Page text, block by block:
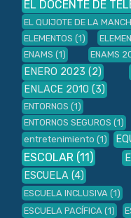
EL DOCENTE DE
EL QUIJOTE DE LA
ELEMENTOS (1)
ENAMS (1) ENAMS
ENERO 2023 (2)
ENLACE 2010 (3)
ENTORNOS (1)
ENTORNOS SEGUROS (1)
entretenimiento (1)
ESCOLAR (11)
ESCUELA (4)
ESCUELA INCLUSIVA (1)
ESCUELA PACÍFICA (1)